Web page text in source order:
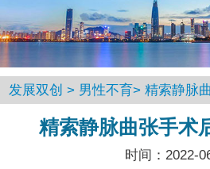
发展双创 > 男性不育> 精索静脉
精索静脉曲张手术
时间：2022-